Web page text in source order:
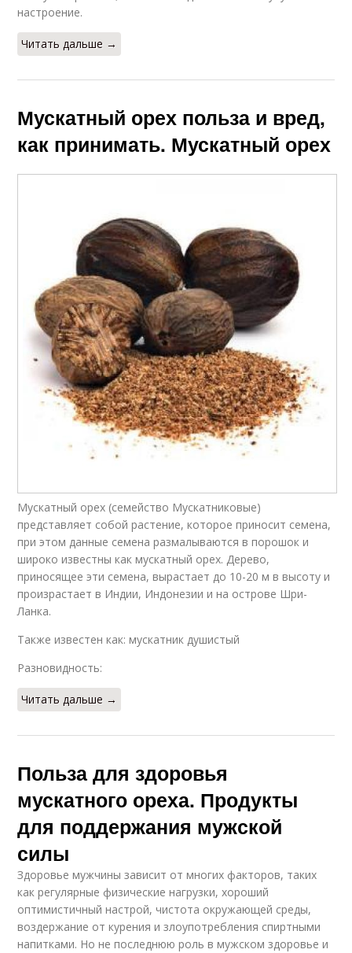
настроение.
Читать дальше →
Мускатный орех польза и вред,
как принимать. Мускатный орех
Мускатный орех (семейство Мускатниковые)
представляет собой растение, которое приносит семена,
при этом данные семена размалываются в порошок и
широко известны как мускатный орех. Дерево,
приносящее эти семена, вырастает до 10-20 м в высоту и
произрастает в Индии, Индонезии и на острове Шри-
Ланка.
Также известен как: мускатник душистый
Разновидность:
Читать дальше →
Польза для здоровья
мускатного ореха. Продукты
для поддержания мужской
силы
Здоровье мужчины зависит от многих факторов, таких
как регулярные физические нагрузки, хороший
оптимистичный настрой, чистота окружающей среды,
воздержание от курения и злоупотребления спиртными
напитками. Но не последнюю роль в мужском здоровье и